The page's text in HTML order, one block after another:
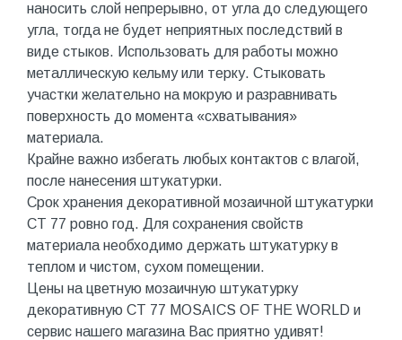
наносить слой непрерывно, от угла до следующего
угла, тогда не будет неприятных последствий в
виде стыков. Использовать для работы можно
металлическую кельму или терку. Стыковать
участки желательно на мокрую и разравнивать
поверхность до момента «схватывания»
материала.
Крайне важно избегать любых контактов с влагой,
после нанесения штукатурки.
Срок хранения декоративной мозаичной штукатурки
CT 77 ровно год. Для сохранения свойств
материала необходимо держать штукатурку в
теплом и чистом, сухом помещении.
Цены на цветную мозаичную штукатурку
декоративную CT 77 MOSAICS OF THE WORLD и
сервис нашего магазина Вас приятно удивят!